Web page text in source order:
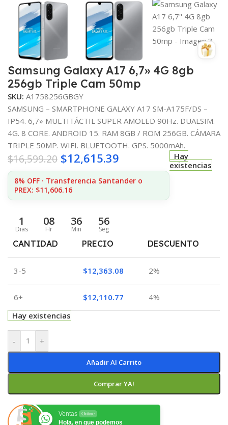
Samsung Galaxy A17 6,7» 4G 8gb
256gb Triple Cam 50mp
SKU: A1758256GBGY
SAMSUNG – SMARTPHONE GALAXY A17 SM-A175F/DS –
IP54. 6,7» MULTITÁCTIL SUPER AMOLED 90Hz. DUALSIM.
4G. 8 CORE. ANDROID 15. RAM 8GB / ROM 256GB. CÁMARA
TRIPLE 50MP. WIFI. BLUETOOTH. GPS. 5000mAh.
$16,599.20 $12,615.39
8% OFF · Transferencia Santander o
PREX: $11,606.16
Hay
existencias
1
Dias
08
Hr
36
Min
56
Seg
CANTIDAD PRECIO DESCUENTO
3-5 $12,363.08 2%
6+ $12,110.77
4%
Hay existencias
- +
Añadir Al Carrito
Comprar YA!
Ventas Online
Hola, en que podemos